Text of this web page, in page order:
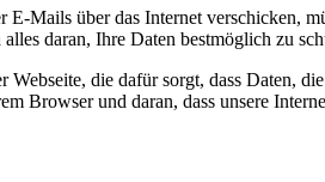
Mails über das Internet verschicken,
daran, Ihre Daten bestmöglich zu
die dafür sorgt, dass Daten,
Browser und daran, dass unsere